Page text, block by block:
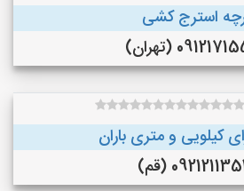
استرج کشی
(تهران)
کیلویی و متری باران
(قم)